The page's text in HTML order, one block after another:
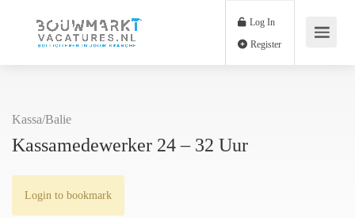
Log In
Kassa/Balie
Kassamedewerker 24 – 32 Uur
Login to bookmark